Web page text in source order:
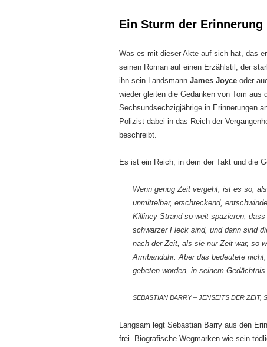
Ein Sturm der Erinnerung
Was es mit dieser Akte auf sich hat, das
seinen Roman auf einen Erzählstil, der
ihn sein Landsmann James Joyce oder
wieder gleiten die Gedanken von Tom
Sechsundsechzigjährige in Erinnerungen
Polizist dabei in das Reich der
beschreibt.
Es ist ein Reich, in dem der Takt und die
Wenn genug Zeit vergeht, ist es so,
unmittelbar, erschreckend,
Killiney Strand so weit spazieren,
schwarzer Fleck sind, und dann sind
nach der Zeit, als sie nur Zeit war, so
Armbanduhr. Aber das bedeutete
gebeten worden, in seinem
SEBASTIAN BARRY – JENSEITS DER ZEIT,
Langsam legt Sebastian Barry aus den
frei. Biografische Wegmarken wie sein